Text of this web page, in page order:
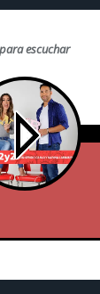
escuchar